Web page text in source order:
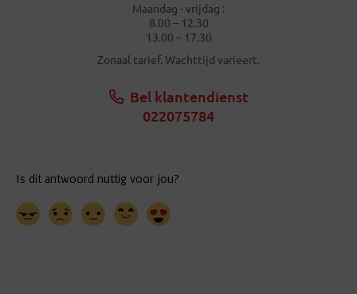
Maandag - vrijdag :
8.00 – 12.30
13.00 – 17.30
Zonaal tarief. Wachttijd varieert.
Bel klantendienst
022075784